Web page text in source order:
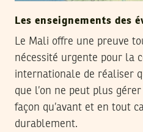
Les enseignements des
Le Mali offre une preuve
nécessité urgente pour la
internationale de réaliser
que l’on ne peut plus
façon qu’avant et en tout
durablement.